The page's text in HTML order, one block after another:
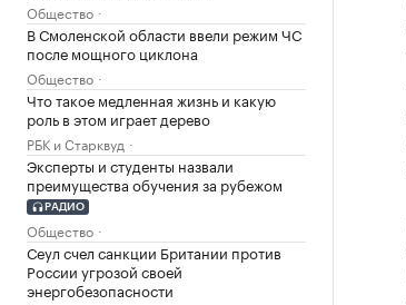
Общество
В Смоленской области ввели режим ЧС
после мощного циклона
Общество
Что такое медленная жизнь и какую
роль в этом играет дерево
РБК и Старквуд
Эксперты и студенты назвали
преимущества обучения за рубежом
РАДИО
Общество
Сеул счел санкции Британии против
России угрозой своей
энергобезопасности